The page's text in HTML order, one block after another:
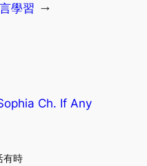
學習 →
Ch. If Any
有時